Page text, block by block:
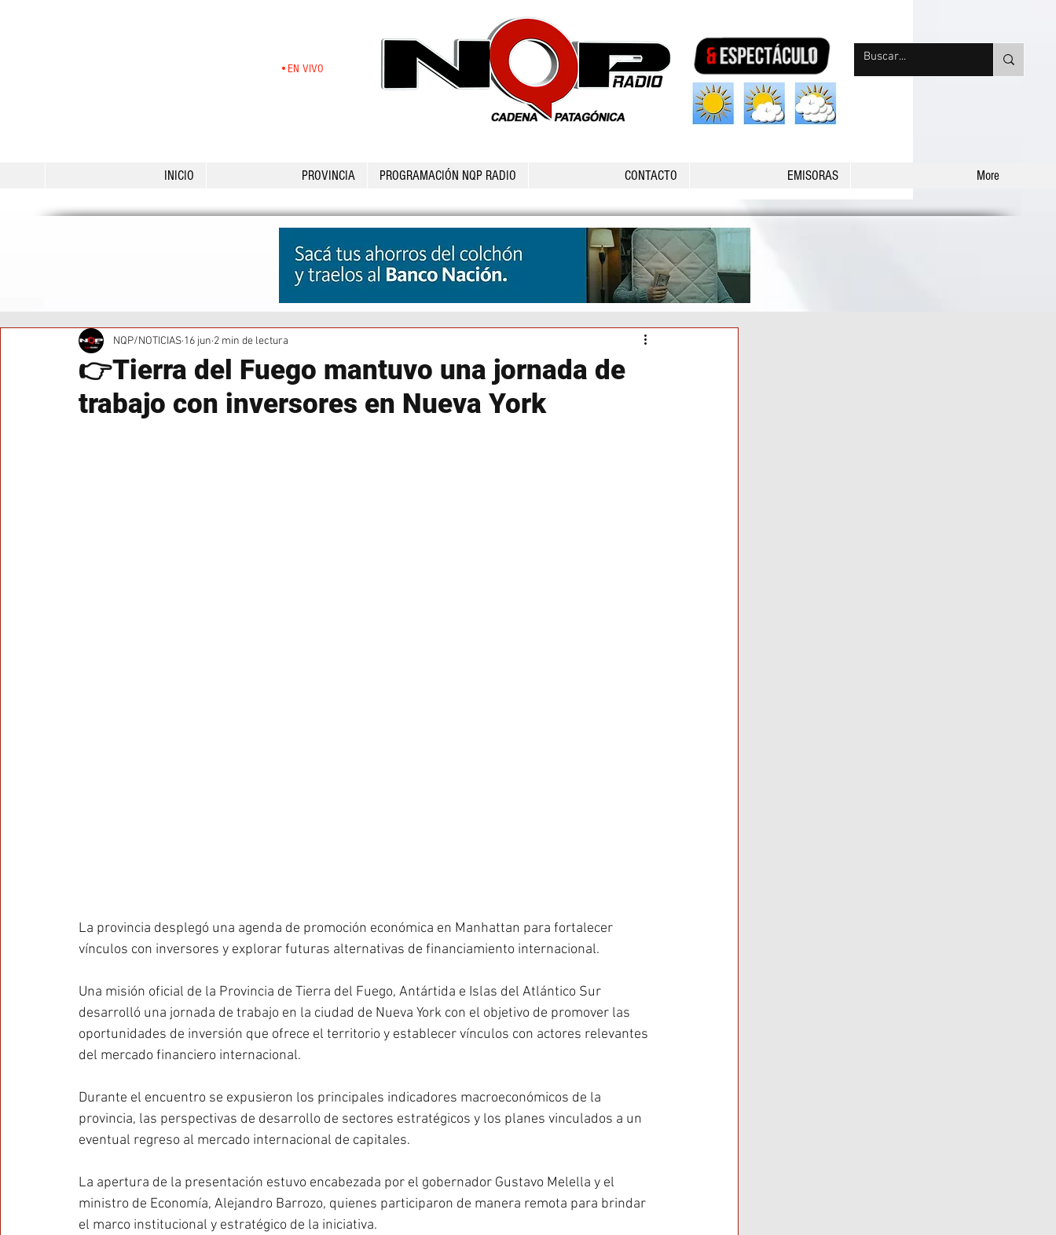
•EN VIVO
INICIO PROVINCIA PROGRAMACIÓN NQP RADIO CONTACTO EMISORAS More
👉Tierra del Fuego mantuvo una jornada de
trabajo con inversores en Nueva York
NQP/NOTICIAS 16 jun 2 min de lectura
La provincia desplegó una agenda de promoción económica en Manhattan para fortalecer
vínculos con inversores y explorar futuras alternativas de financiamiento internacional.
Una misión oficial de la Provincia de Tierra del Fuego, Antártida e Islas del Atlántico Sur
desarrolló una jornada de trabajo en la ciudad de Nueva York con el objetivo de promover las
oportunidades de inversión que ofrece el territorio y establecer vínculos con actores relevantes
del mercado financiero internacional.
Durante el encuentro se expusieron los principales indicadores macroeconómicos de la
provincia, las perspectivas de desarrollo de sectores estratégicos y los planes vinculados a un
eventual regreso al mercado internacional de capitales.
La apertura de la presentación estuvo encabezada por el gobernador Gustavo Melella y el
ministro de Economía, Alejandro Barrozo, quienes participaron de manera remota para brindar
el marco institucional y estratégico de la iniciativa.